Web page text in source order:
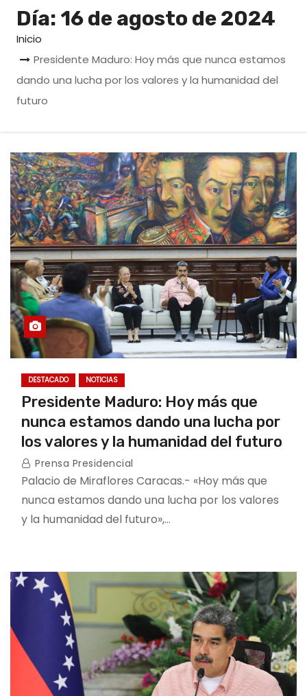
Día: 16 de agosto de 2024
Inicio
Presidente Maduro: Hoy más que nunca estamos
dando una lucha por los valores y la humanidad del
futuro
DESTACADO NOTICIAS
Presidente Maduro: Hoy más que
nunca estamos dando una lucha por
los valores y la humanidad del futuro
Prensa Presidencial
Palacio de Miraflores Caracas.- «Hoy más que
nunca estamos dando una lucha por los valores
y la humanidad del futuro»,…